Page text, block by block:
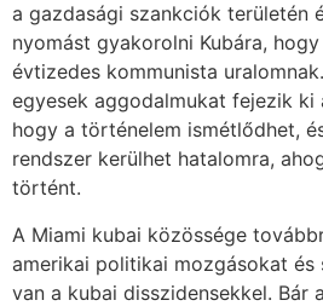
a gazdasági szankciók területén
nyomást gyakorolni Kubára,
évtizedes kommunista
egyesek aggodalmukat fejezik ki
hogy a történelem ismétlődhet,
rendszer kerülhet hatalomra,
történt.
A Miami kubai közössége
amerikai politikai mozgásokat és
van a kubai disszidensekkel. Bár